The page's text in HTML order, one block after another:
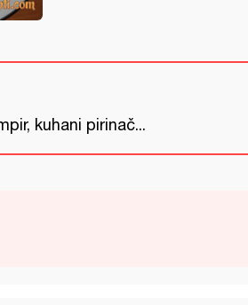
kuhani pirinač...